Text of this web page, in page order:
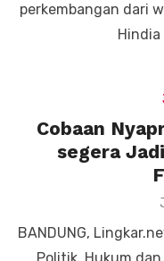
perkembangan dari
Cobaan
segera
BANDUNG,